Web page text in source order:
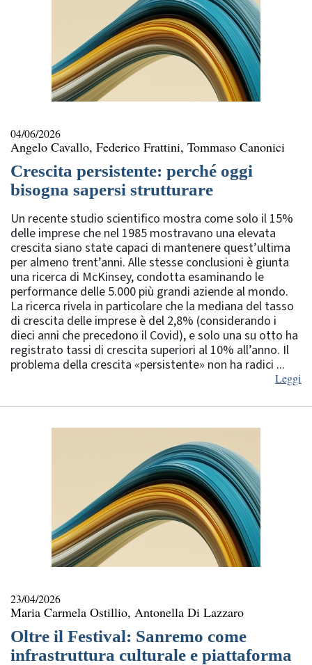
04/06/2026
Angelo Cavallo, Federico Frattini, Tommaso Canonici
Crescita persistente: perché oggi
bisogna sapersi strutturare
Un recente studio scientifico mostra come solo il 15%
delle imprese che nel 1985 mostravano una elevata
crescita siano state capaci di mantenere quest’ultima
per almeno trent’anni. Alle stesse conclusioni è giunta
una ricerca di McKinsey, condotta esaminando le
performance delle 5.000 più grandi aziende al mondo.
La ricerca rivela in particolare che la mediana del tasso
di crescita delle imprese è del 2,8% (considerando i
dieci anni che precedono il Covid), e solo una su otto ha
registrato tassi di crescita superiori al 10% all’anno. Il
problema della crescita «persistente» non ha radici ...
Leggi
23/04/2026
Maria Carmela Ostillio, Antonella Di Lazzaro
Oltre il Festival: Sanremo come
infrastruttura culturale e piattaforma